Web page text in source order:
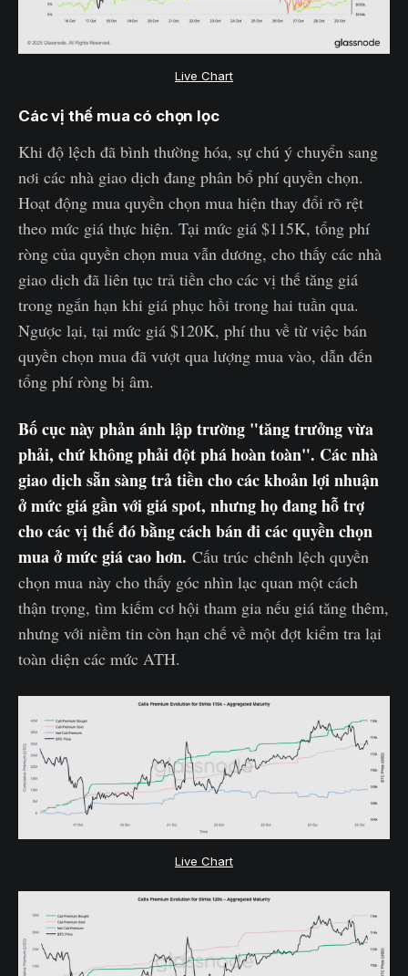
Live Chart
Các vị thế mua có chọn lọc
Khi độ lệch đã bình thường hóa, sự chú ý chuyển sang
nơi các nhà giao dịch đang phân bổ phí quyền chọn.
Hoạt động mua quyền chọn mua hiện thay đổi rõ rệt
theo mức giá thực hiện. Tại mức giá $115K, tổng phí
ròng của quyền chọn mua vẫn dương, cho thấy các nhà
giao dịch đã liên tục trả tiền cho các vị thế tăng giá
trong ngắn hạn khi giá phục hồi trong hai tuần qua.
Ngược lại, tại mức giá $120K, phí thu về từ việc bán
quyền chọn mua đã vượt qua lượng mua vào, dẫn đến
tổng phí ròng bị âm.
Bố cục này phản ánh lập trường "tăng trưởng vừa
phải, chứ không phải đột phá hoàn toàn". Các nhà
giao dịch sẵn sàng trả tiền cho các khoản lợi nhuận
ở mức giá gần với giá spot, nhưng họ đang hỗ trợ
cho các vị thế đó bằng cách bán đi các quyền chọn
mua ở mức giá cao hơn. Cấu trúc chênh lệch quyền
chọn mua này cho thấy góc nhìn lạc quan một cách
thận trọng, tìm kiếm cơ hội tham gia nếu giá tăng thêm,
nhưng với niềm tin còn hạn chế về một đợt kiểm tra lại
toàn diện các mức ATH.
Live Chart